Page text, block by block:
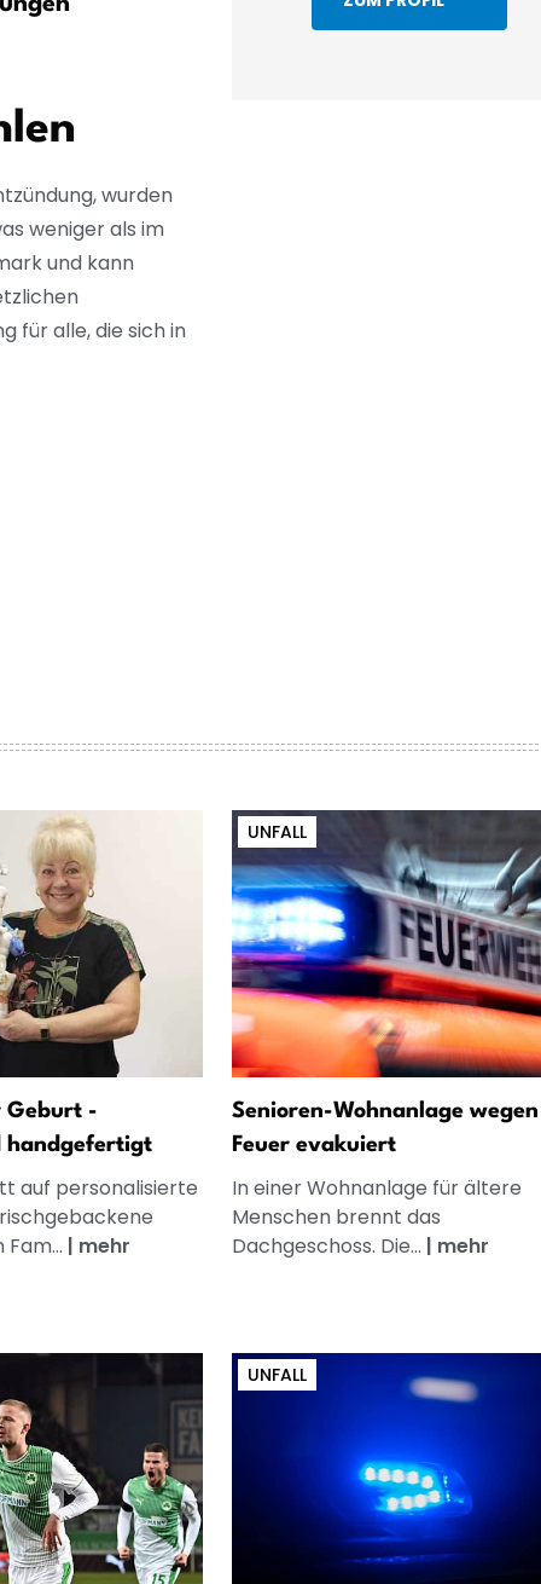
wurden
weniger als im
und kann
für alle, die sich in
Geburt -
handgefertigt
auf personalisierte
| mehr
UNFALL
Senioren-Wohnanlage wegen
Feuer evakuiert
In einer Wohnanlage für ältere
Menschen brennt das
Dachgeschoss. Die... | mehr
UNFALL